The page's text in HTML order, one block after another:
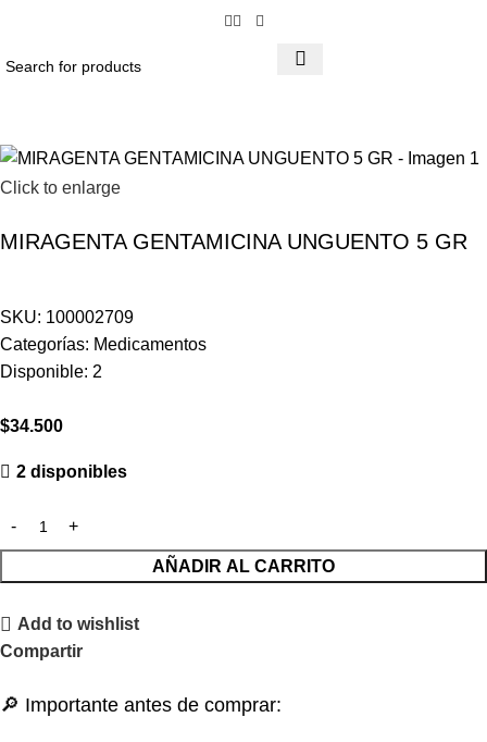
Click to enlarge
MIRAGENTA GENTAMICINA UNGUENTO 5 GR
SKU: 100002709
Categorías: Medicamentos
Disponible: 2
$34.500
2 disponibles
AÑADIR AL CARRITO
Add to wishlist
Compartir
🔎 Importante antes de comprar: